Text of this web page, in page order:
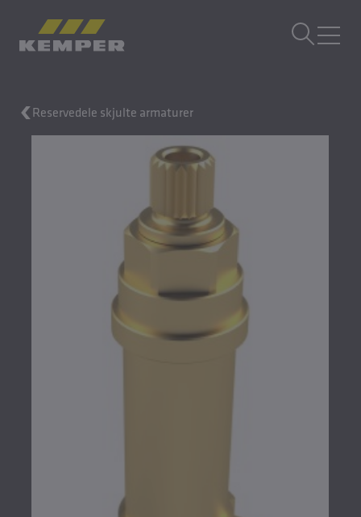
DA| DK Sprogskifter
Reservedele skjulte armaturer